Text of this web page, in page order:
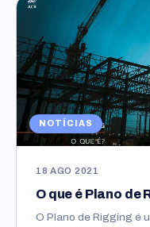
NOTÍCIAS
18 AGO 2021
O que é Plano de
O Plano de Rigging é